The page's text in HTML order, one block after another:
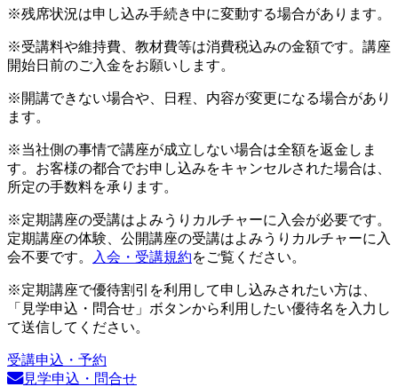
※残席状況は申し込み手続き中に変動する場合があります。
※受講料や維持費、教材費等は消費税込みの金額です。講座
開始日前のご入金をお願いします。
※開講できない場合や、日程、内容が変更になる場合があり
ます。
※当社側の事情で講座が成立しない場合は全額を返金しま
す。お客様の都合でお申し込みをキャンセルされた場合は、
所定の手数料を承ります。
※定期講座の受講はよみうりカルチャーに入会が必要です。
定期講座の体験、公開講座の受講はよみうりカルチャーに入
会不要です。
入会・受講規約をご覧ください。
※定期講座で優待割引を利用して申し込みされたい方は、
「見学申込・問合せ」ボタンから利用したい優待名を入力し
て送信してください。
受講申込・予約
見学申込・問合せ